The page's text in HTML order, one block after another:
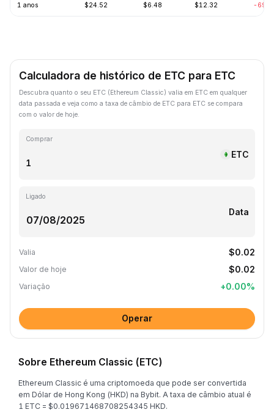
1 anos $24.52 $6.48 $12.32 -
Calculadora de histórico de ETC para ETC
Descubra quanto o seu ETC (Ethereum Classic) valia em ETC em qualquer
data passada e veja como a taxa de câmbio de ETC para ETC se compara
com o valor de hoje.
Comprar
ETC
Ligado
Data
Valia $0.02
Valor de hoje $0.02
Variação +0.00%
Operar
Sobre Ethereum Classic (ETC)
Ethereum Classic é uma criptomoeda que pode ser convertida
em Dólar de Hong Kong (HKD) na Bybit. A taxa de câmbio atual é
1 ETC = $0.019671468708254345 HKD.